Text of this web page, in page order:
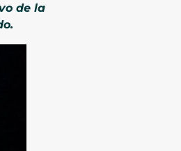
de la